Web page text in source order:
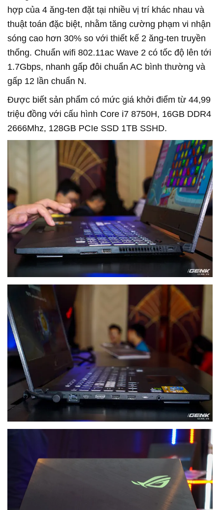
hợp của 4 ăng-ten đặt tại nhiều vị trí khác nhau và
thuật toán đặc biệt, nhằm tăng cường phạm vi nhận
sóng cao hơn 30% so với thiết kế 2 ăng-ten truyền
thống. Chuẩn wifi 802.11ac Wave 2 có tốc độ lên tới
1.7Gbps, nhanh gấp đôi chuẩn AC bình thường và
gấp 12 lần chuẩn N.
Được biết sản phẩm có mức giá khởi điểm từ 44,99
triệu đồng với cấu hình Core i7 8750H, 16GB DDR4
2666Mhz, 128GB PCIe SSD 1TB SSHD.